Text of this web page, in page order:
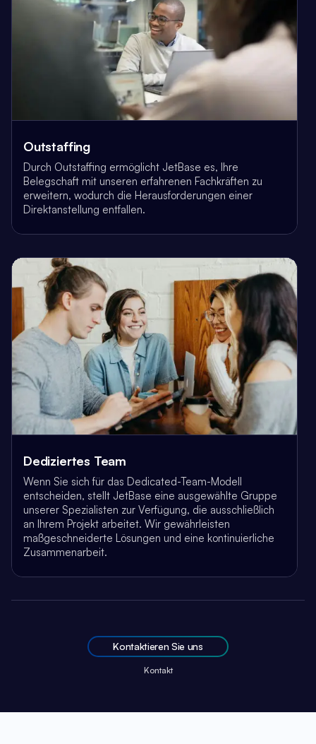
Outstaffing
Durch Outstaffing ermöglicht JetBase es, Ihre
Belegschaft mit unseren erfahrenen Fachkräften zu
erweitern, wodurch die Herausforderungen einer
Direktanstellung entfallen.
Dediziertes Team
Wenn Sie sich für das Dedicated-Team-Modell
entscheiden, stellt JetBase eine ausgewählte Gruppe
unserer Spezialisten zur Verfügung, die ausschließlich
an Ihrem Projekt arbeitet. Wir gewährleisten
maßgeschneiderte Lösungen und eine kontinuierliche
Zusammenarbeit.
Kontaktieren Sie uns
Kontakt